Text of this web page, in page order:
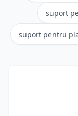
suport
suport pentru